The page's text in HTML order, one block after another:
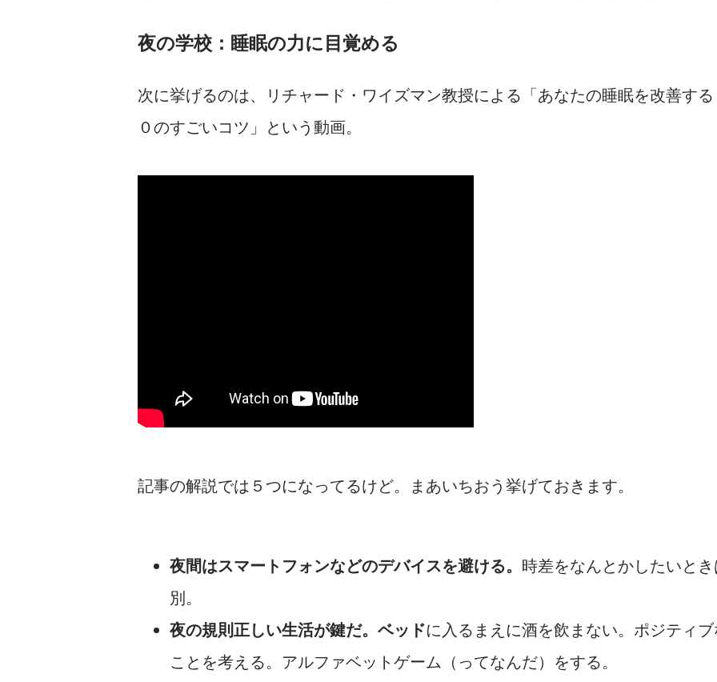
夜の学校：睡眠の力に目覚める
次に挙げるのは、リチャード・ワイズマン教授による「あなたの睡眠を改善す
０のすごいコツ」という動画。
記事の解説では５つになってるけど。まあいちおう挙げておきます。
夜間はスマートフォンなどのデバイスを避ける。 時差をなんとかしたいと
別。
夜の規則正しい生活が鍵だ。ベッドに入るまえに酒を飲まない。ポジティ
ことを考える。アルファベットゲーム（ってなんだ）をする。